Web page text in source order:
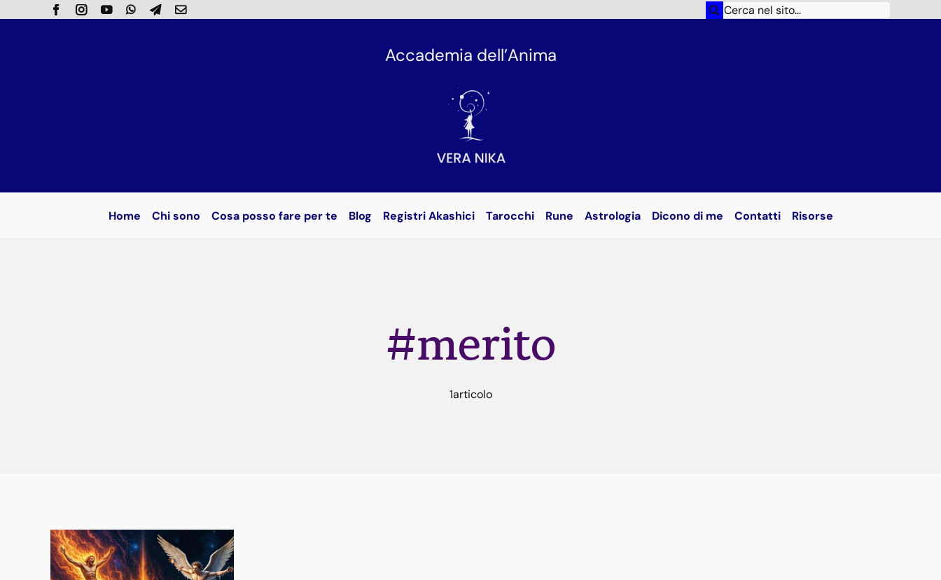
Cerca
Accademia dell’Anima
Home Chi sono Cosa posso fare per te Blog Registri Akashici Tarocchi Rune Astrologia Dicono di me Contatti Risorse
#merito
1articolo